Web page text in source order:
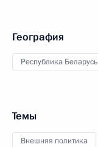
География
Республика Беларусь
Темы
Внешняя политика